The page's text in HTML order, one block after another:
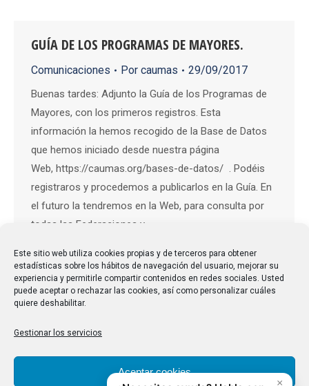
Este sitio web utiliza cookies propias y de terceros para obtener
estadísticas sobre los hábitos de navegación del usuario, mejorar su
experiencia y permitirle compartir contenidos en redes sociales. Usted
puede aceptar o rechazar las cookies, así como personalizar cuáles
quiere deshabilitar.
Gestionar los servicios
Aceptar cookies
GUÍA DE LOS PROGRAMAS DE MAYORES.
Comunicaciones Por caumas 29/09/2017
Buenas tardes: Adjunto la Guía de los Programas de
Mayores, con los primeros registros. Esta
información la hemos recogido de la Base de Datos
que hemos iniciado desde nuestra página
Web, https://caumas.org/bases-de-datos/ . Podéis
registraros y procedemos a publicarlos en la Guía. En
el futuro la tendremos en la Web, para consulta por
todas las Federaciones y…